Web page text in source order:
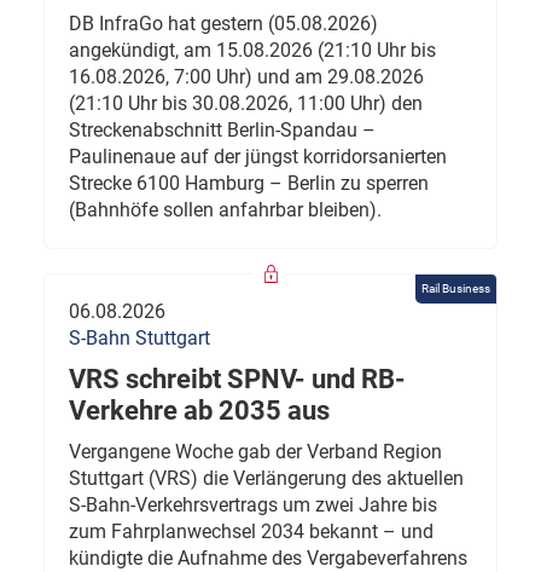
DB InfraGo hat gestern (05.08.2026)
angekündigt, am 15.08.2026 (21:10 Uhr bis
16.08.2026, 7:00 Uhr) und am 29.08.2026
(21:10 Uhr bis 30.08.2026, 11:00 Uhr) den
Streckenabschnitt Berlin-Spandau –
Paulinenaue auf der jüngst korridorsanierten
Strecke 6100 Hamburg – Berlin zu sperren
(Bahnhöfe sollen anfahrbar bleiben).
Rail Business
06.08.2026
S-Bahn Stuttgart
VRS schreibt SPNV- und RB-
Verkehre ab 2035 aus
Vergangene Woche gab der Verband Region
Stuttgart (VRS) die Verlängerung des aktuellen
S-Bahn-Verkehrsvertrags um zwei Jahre bis
zum Fahrplanwechsel 2034 bekannt – und
kündigte die Aufnahme des Vergabeverfahrens